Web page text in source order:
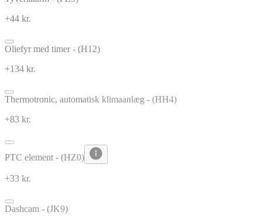
+44 kr.
Oliefyr med timer - (H12)
+134 kr.
Thermotronic, automatisk klimaanlæg - (HH4)
+83 kr.
PTC element - (HZ0)
+33 kr.
Dashcam - (JK9)